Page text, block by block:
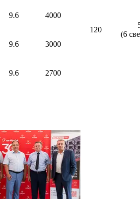
120
(6
9.6 4000
9.6 3000
9.6 2700